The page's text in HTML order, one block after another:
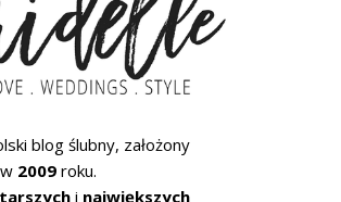
blog ślubny, założony
w 2009 roku.
i największych